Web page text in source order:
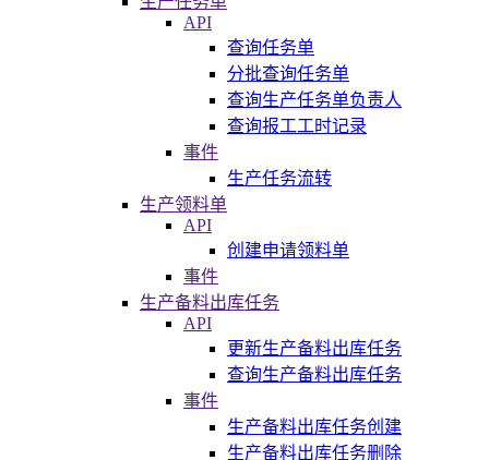
API
查询任务单
分批查询任务单
查询生产任务单负责人
查询报工工时记录
事件
生产任务流转
生产领料单
API
创建申请领料单
事件
生产备料出库任务
API
更新生产备料出库任务
查询生产备料出库任务
事件
生产备料出库任务创建
生产备料出库任务删除